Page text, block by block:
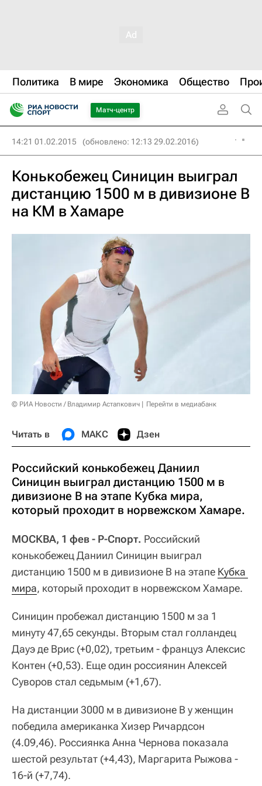
Политика В мире Экономика Общество
Матч-центр
14:21 01.02.2015 (обновлено: 12:13 29.02.2016)
Конькобежец Синицин выиграл
дистанцию 1500 м в дивизионе В
на КМ в Хамаре
© РИА Новости / Владимир Астапкович Перейти в медиабанк
Читать в МАКС Дзен
Российский конькобежец Даниил
Синицин выиграл дистанцию 1500 м в
дивизионе В на этапе Кубка мира,
который проходит в норвежском Хамаре.
МОСКВА, 1 фев - Р-Спорт. Российский
конькобежец Даниил Синицин выиграл
дистанцию 1500 м в дивизионе В на этапе Кубка
мира, который проходит в норвежском Хамаре.
Синицин пробежал дистанцию 1500 м за 1
минуту 47,65 секунды. Вторым стал голландец
Дауэ де Врис (+0,02), третьим - француз Алексис
Контен (+0,53). Еще один россиянин Алексей
Суворов стал седьмым (+1,67).
На дистанции 3000 м в дивизионе В у женщин
победила американка Хизер Ричардсон
(4.09,46). Россиянка Анна Чернова показала
шестой результат (+4,43), Маргарита Рыжова -
16-й (+7,74).